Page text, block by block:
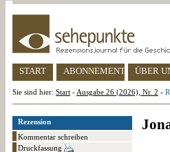
START ABONNEMENT ÜBER
Sie sind hier: Start - Ausgabe 26 (2026), Nr. 2 -
Rezension
Kommentar schreiben
Druckfassung